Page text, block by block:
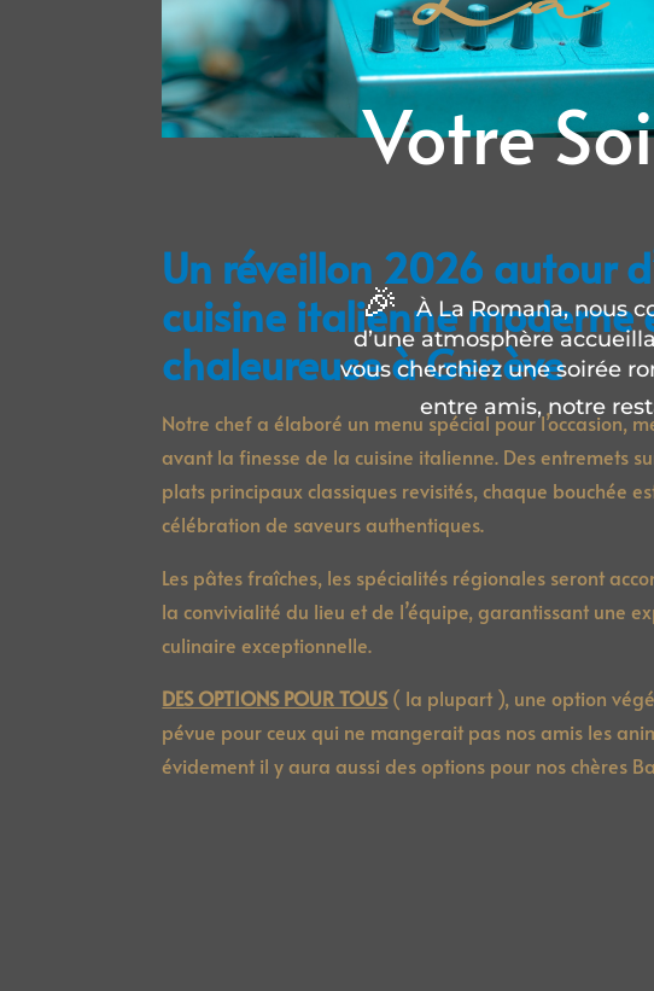
Votre
🎉 À La Romana, nous
d’une atmosphère
vous cherchiez une soirée
entre amis, notre
Un réveillon 2026 autour
cuisine italienne moderne
chaleureuse à Genève
Notre chef a élaboré un menu spécial pour l’occasion,
avant la finesse de la cuisine italienne. Des entremets
plats principaux classiques revisités, chaque bouchée
célébration de saveurs authentiques.
Les pâtes fraîches, les spécialités régionales seront
la convivialité du lieu et de l’équipe, garantissant une
culinaire exceptionnelle.
DES OPTIONS POUR TOUS( la plupart ), une option
pévue pour ceux qui ne mangerait pas nos amis les
évidement il y aura aussi des options pour nos chères